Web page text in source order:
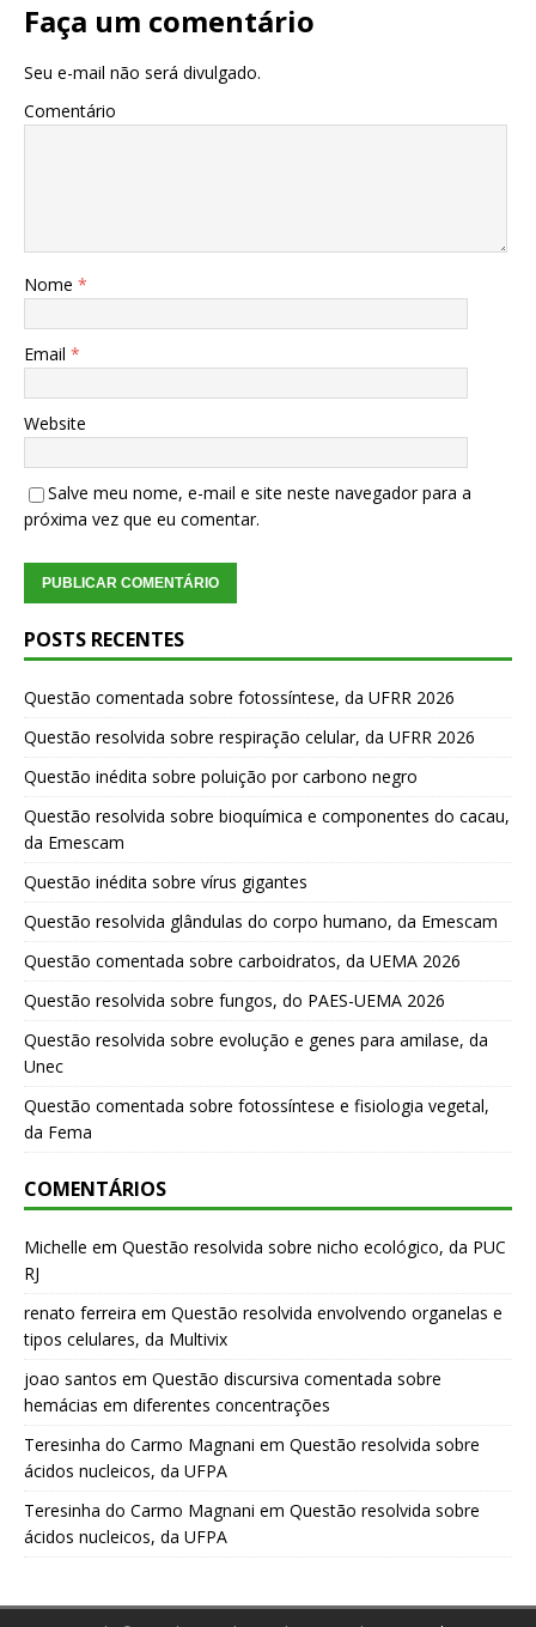
Faça um comentário
Seu e-mail não será divulgado.
Comentário
Nome *
Email *
Website
Salve meu nome, e-mail e site neste navegador para a
próxima vez que eu comentar.
POSTS RECENTES
Questão comentada sobre fotossíntese, da UFRR 2026
Questão resolvida sobre respiração celular, da UFRR 2026
Questão inédita sobre poluição por carbono negro
Questão resolvida sobre bioquímica e componentes do cacau,
da Emescam
Questão inédita sobre vírus gigantes
Questão resolvida glândulas do corpo humano, da Emescam
Questão comentada sobre carboidratos, da UEMA 2026
Questão resolvida sobre fungos, do PAES-UEMA 2026
Questão resolvida sobre evolução e genes para amilase, da
Unec
Questão comentada sobre fotossíntese e fisiologia vegetal,
da Fema
COMENTÁRIOS
Michelle em Questão resolvida sobre nicho ecológico, da PUC
RJ
renato ferreira em Questão resolvida envolvendo organelas e
tipos celulares, da Multivix
joao santos em Questão discursiva comentada sobre
hemácias em diferentes concentrações
Teresinha do Carmo Magnani em Questão resolvida sobre
ácidos nucleicos, da UFPA
Teresinha do Carmo Magnani em Questão resolvida sobre
ácidos nucleicos, da UFPA